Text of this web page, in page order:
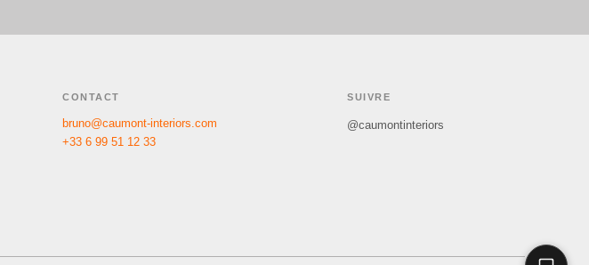
CONTACT
bruno@caumont-interiors.com
+33 6 99 51 12 33
SUIVRE
@caumontinteriors